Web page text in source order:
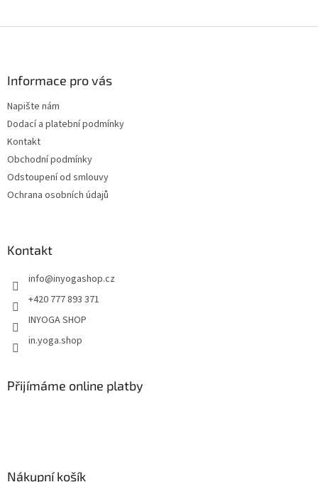
Informace pro vás
Napište nám
Dodací a platební podmínky
Kontakt
Obchodní podmínky
Odstoupení od smlouvy
Ochrana osobních údajů
Kontakt
info@inyogashop.cz
+420 777 893 371
INYOGA SHOP
in.yoga.shop
Přijímáme online platby
Nákupní košík